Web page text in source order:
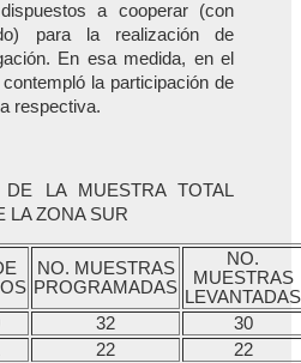
a cooperar (con
para la realización de
En esa medida, en el
la participación de
respectiva.
DE LA MUESTRA TOTAL
LA ZONA SUR
NO. MUESTRAS
PROGRAMADAS
NO.
MUESTRAS
LEVANTADAS
32
30
22 22